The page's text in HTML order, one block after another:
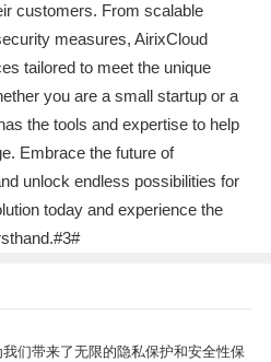
customers. From scalable
measures, AirixCloud
tailored to meet the unique
you are a small startup or a
the tools and expertise to help
Embrace the future of
unlock endless possibilities for
today and experience the
们带来了无限的隐私保护和安全性保